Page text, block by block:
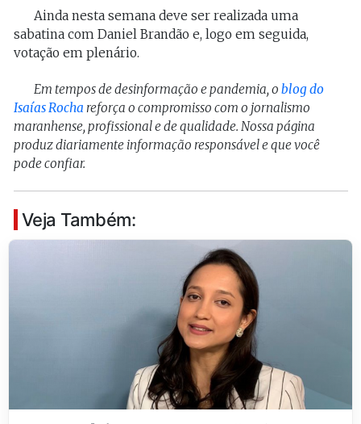
Ainda nesta semana deve ser realizada uma
sabatina com Daniel Brandão e, logo em seguida,
votação em plenário.
Em tempos de desinformação e pandemia, o blog do
Isaías Rocha reforça o compromisso com o jornalismo
maranhense, profissional e de qualidade. Nossa página
produz diariamente informação responsável e que você
pode confiar.
Veja Também: